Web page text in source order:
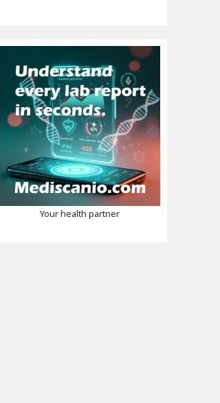
Your health partner